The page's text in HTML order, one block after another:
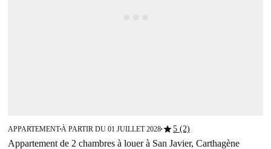
APPARTEMENT■À PARTIR DU 01 JUILLET 2028■star5 (2)
Appartement de 2 chambres à louer à San Javier, Carthagène